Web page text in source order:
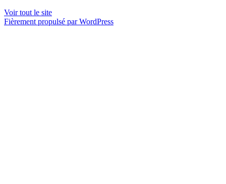
Voir tout le site
Fièrement propulsé par WordPress